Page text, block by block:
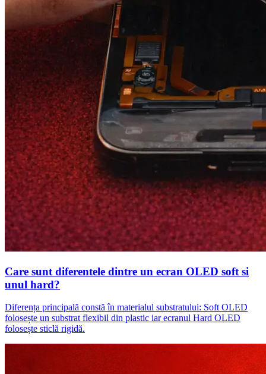
Care sunt diferentele dintre un ecran OLED soft si
unul hard?
Diferența principală constă în materialul substratului: Soft OLED
folosește un substrat flexibil din plastic iar ecranul Hard OLED
folosește sticlă rigidă.